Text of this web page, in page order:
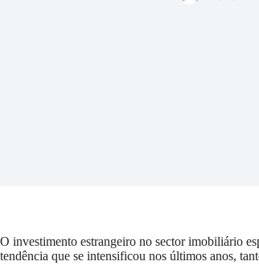
O investimento estrangeiro no sector imobiliário
tendência que se intensificou nos últimos anos,